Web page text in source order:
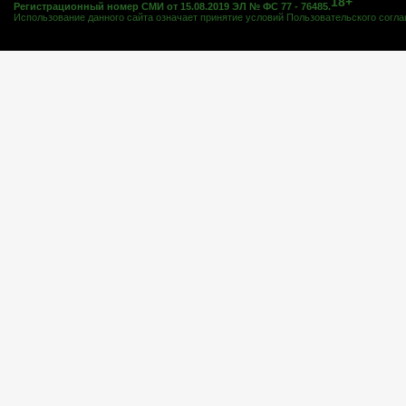
Регистрационный номер СМИ от 15.08.2019 ЭЛ № ФС 77 - 76485.
Использование данного сайта означает принятие условий Пользовательского